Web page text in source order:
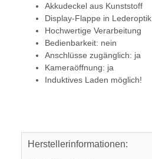
Akkudeckel aus Kunststoff
Display-Flappe in Lederoptik
Hochwertige Verarbeitung
Bedienbarkeit: nein
Anschlüsse zugänglich: ja
Kameraöffnung: ja
Induktives Laden möglich!
Herstellerinformationen: